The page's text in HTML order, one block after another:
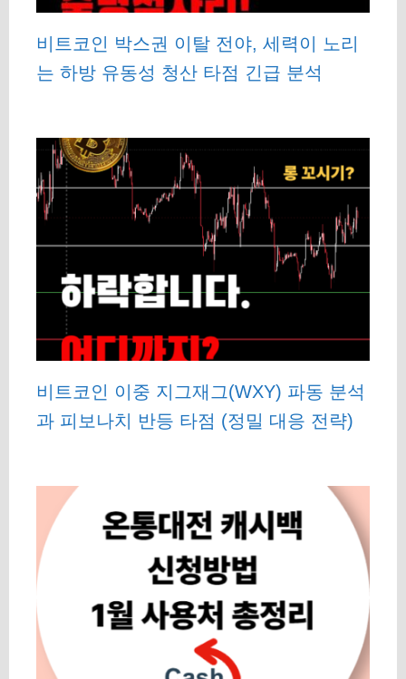
비트코인 박스권 이탈 전야, 세력이 노리
는 하방 유동성 청산 타점 긴급 분석
비트코인 이중 지그재그(WXY) 파동 분석
과 피보나치 반등 타점 (정밀 대응 전략)